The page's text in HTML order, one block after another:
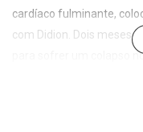
cardíaco fulminante,
com Didion. Dois meses
para sofrer um colapso
ano do pensamento